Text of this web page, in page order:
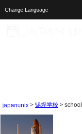
Change Language
japanunix > 锡焊学校 > school